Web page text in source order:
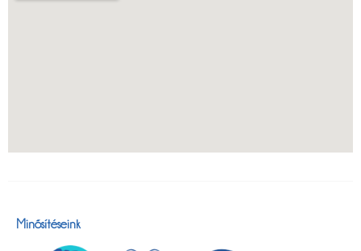
Minősítéseink